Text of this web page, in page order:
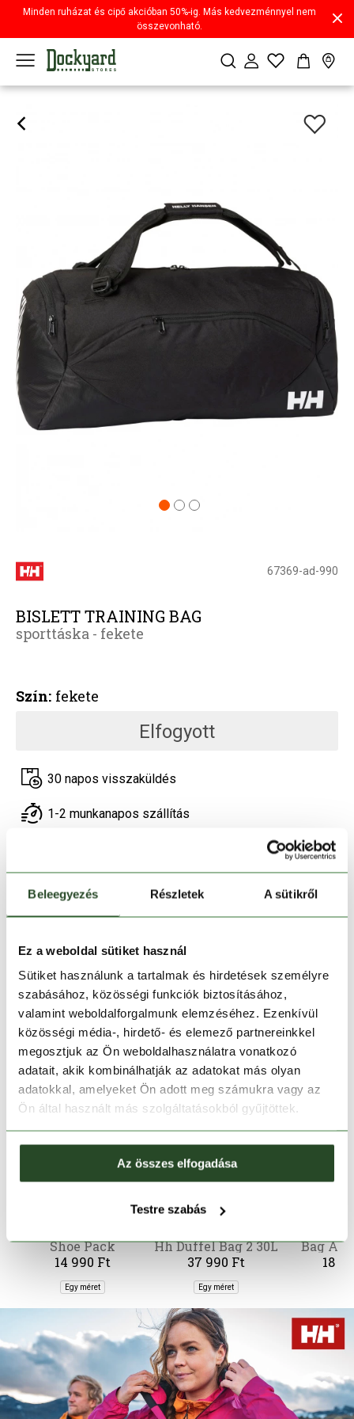
Beleegyezés Részletek A sütikről
Ez a weboldal sütiket használ
Sütiket használunk a tartalmak és hirdetések személyre
szabásához, közösségi funkciók biztosításához,
valamint weboldalforgalmunk elemzéséhez. Ezenkívül
közösségi média-, hirdető- és elemező partnereinkkel
megosztjuk az Ön weboldalhasználatra vonatkozó
adatait, akik kombinálhatják az adatokat más olyan
adatokkal, amelyeket Ön adott meg számukra vagy az
Ön által használt más szolgáltatásokból gyűjtöttek.
Az összes elfogadása
Testre szabás
Minden ruházat és cipő akcióban 50%-ig. Más kedvezménnyel nem
összevonható.
TERMÉKLEÍRÁS
67369-ad-990
BISLETT TRAINING BAG
sporttáska - fekete
Szín: fekete
Elfogyott
30 napos visszaküldés
1-2 munkanapos szállítás
HASONLÓ TERMÉKEK
Shoe Pack
14 990 Ft
Egy méret
Hh Duffel Bag 2 30L
37 990 Ft
Egy méret
Bag
18